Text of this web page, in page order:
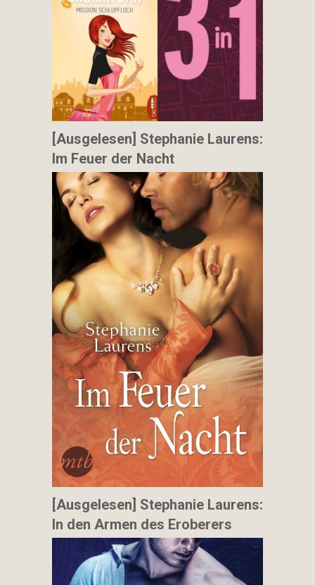
[Ausgelesen] Stephanie Laurens:
Im Feuer der Nacht
[Ausgelesen] Stephanie Laurens:
In den Armen des Eroberers